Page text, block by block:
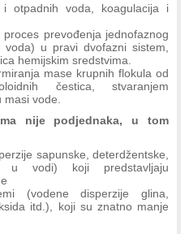
otpadnih voda, koagulacija i
prevođenja jednofaznog
u pravi dvofazni sistem,
hemijskim sredstvima.
mase krupnih flokula od
čestica, stvaranjem
vode.
nije podjednaka, u tom
sapunske, deterdžentske,
u vodi) koji predstavljaju
(vodene disperzije glina,
itd.), koji su znatno manje